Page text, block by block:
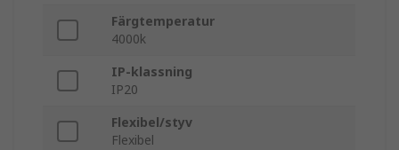
Färgtemperatur
4000k
IP-klassning
IP20
Flexibel/styv
Flexibel